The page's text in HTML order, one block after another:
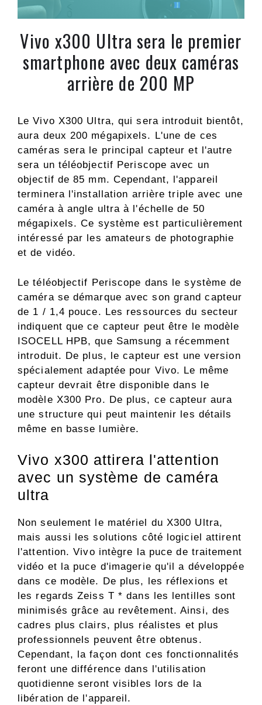
Vivo x300 Ultra sera le premier
smartphone avec deux caméras
arrière de 200 MP
Le Vivo X300 Ultra, qui sera introduit bientôt,
aura deux 200 mégapixels. L'une de ces
caméras sera le principal capteur et l'autre
sera un téléobjectif Periscope avec un
objectif de 85 mm. Cependant, l'appareil
terminera l'installation arrière triple avec une
caméra à angle ultra à l'échelle de 50
mégapixels. Ce système est particulièrement
intéressé par les amateurs de photographie
et de vidéo.
Le téléobjectif Periscope dans le système de
caméra se démarque avec son grand capteur
de 1 / 1,4 pouce. Les ressources du secteur
indiquent que ce capteur peut être le modèle
ISOCELL HPB, que Samsung a récemment
introduit. De plus, le capteur est une version
spécialement adaptée pour Vivo. Le même
capteur devrait être disponible dans le
modèle X300 Pro. De plus, ce capteur aura
une structure qui peut maintenir les détails
même en basse lumière.
Vivo x300 attirera l'attention
avec un système de caméra
ultra
Non seulement le matériel du X300 Ultra,
mais aussi les solutions côté logiciel attirent
l'attention. Vivo intègre la puce de traitement
vidéo et la puce d'imagerie qu'il a développée
dans ce modèle. De plus, les réflexions et
les regards Zeiss T * dans les lentilles sont
minimisés grâce au revêtement. Ainsi, des
cadres plus clairs, plus réalistes et plus
professionnels peuvent être obtenus.
Cependant, la façon dont ces fonctionnalités
feront une différence dans l'utilisation
quotidienne seront visibles lors de la
libération de l'appareil.